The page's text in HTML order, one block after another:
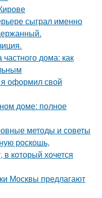
сыграл именно
дома: как
оформил свой
доме: полное
методы и советы
роскошь,
который хочется
Москвы предлагают